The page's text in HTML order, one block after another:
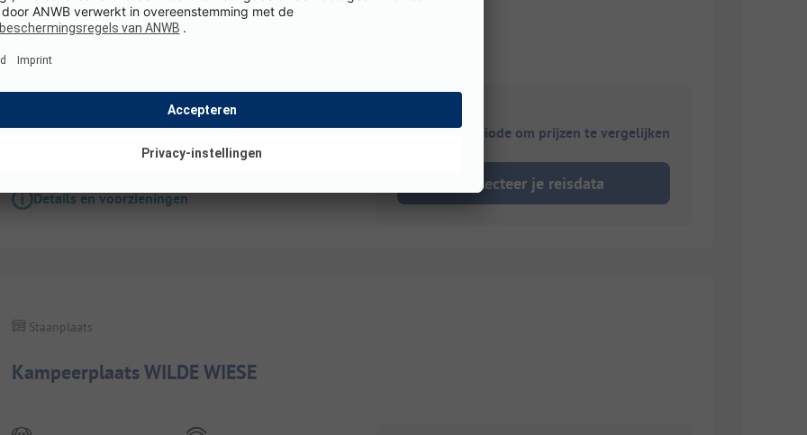
Kampeerplaats ZELTWIESE (autovrij)
WiFi
Details en voorzieningen
Kies je reisperiode om prijzen te vergelijken
Selecteer je reisdata
Kampeerplaats WILDE WIESE
Staanplaats